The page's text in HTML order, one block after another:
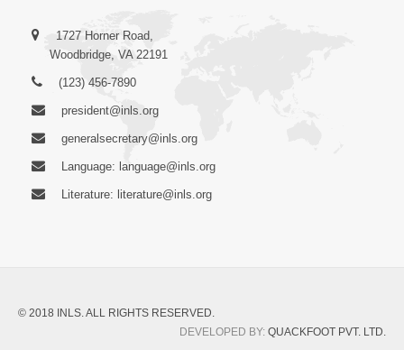
1727 Horner Road,
Woodbridge, VA 22191
(123) 456-7890
president@inls.org
generalsecretary@inls.org
Language: language@inls.org
Literature: literature@inls.org
© 2018 INLS. ALL RIGHTS RESERVED.
DEVELOPED BY: QUACKFOOT PVT. LTD.